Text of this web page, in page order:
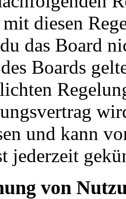
diesen
das Board
Boards
und kann
jederzeit
von